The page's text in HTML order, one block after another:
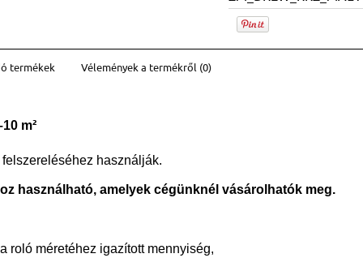
termékek Vélemények a termékről (0)
m²
használják.
használható, amelyek cégünknél vásárolhatók meg.
roló méretéhez igazított mennyiség,